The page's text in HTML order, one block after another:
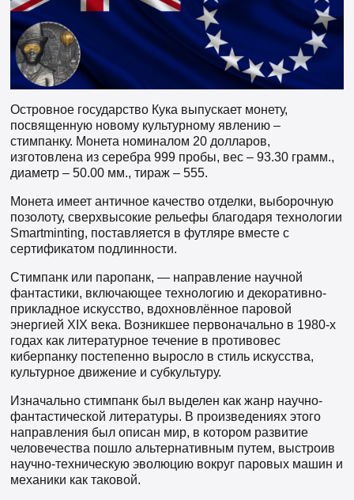
Островное государство Кука выпускает монету,
посвященную новому культурному явлению –
стимпанку. Монета номиналом 20 долларов,
изготовлена из серебра 999 пробы, вес – 93.30 грамм.,
диаметр – 50.00 мм., тираж – 555.
Монета имеет античное качество отделки, выборочную
позолоту, сверхвысокие рельефы благодаря технологии
Smartminting, поставляется в футляре вместе с
сертификатом подлинности.
Стимпанк или паропанк, — направление научной
фантастики, включающее технологию и декоративно-
прикладное искусство, вдохновлённое паровой
энергией XIX века. Возникшее первоначально в 1980-х
годах как литературное течение в противовес
киберпанку постепенно выросло в стиль искусства,
культурное движение и субкультуру.
Изначально стимпанк был выделен как жанр научно-
фантастической литературы. В произведениях этого
направления был описан мир, в котором развитие
человечества пошло альтернативным путем, выстроив
научно-техническую эволюцию вокруг паровых машин и
механики как таковой.